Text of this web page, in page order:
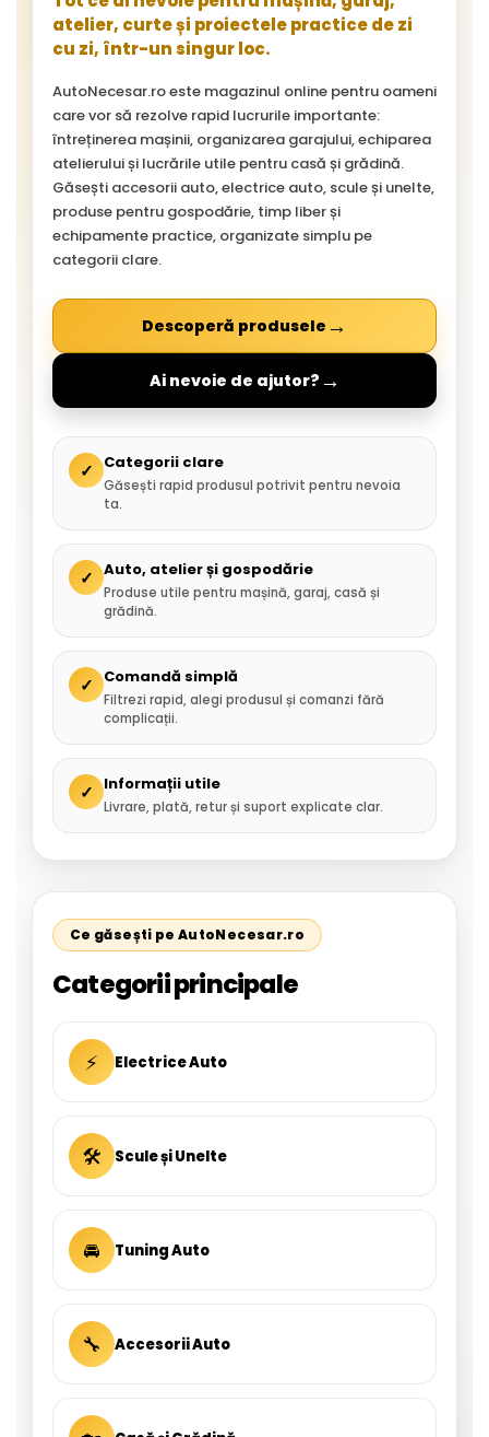
atelier, curte și proiectele practice de zi
cu zi, într-un singur loc.
AutoNecesar.ro este magazinul online pentru oameni
care vor să rezolve rapid lucrurile importante:
întreținerea mașinii, organizarea garajului, echiparea
atelierului și lucrările utile pentru casă și grădină.
Găsești accesorii auto, electrice auto, scule și unelte,
produse pentru gospodărie, timp liber și
echipamente practice, organizate simplu pe
categorii clare.
Descoperă produsele →
Ai nevoie de ajutor? →
✓ Categorii clare
Găsești rapid produsul potrivit pentru nevoia
ta.
✓ Auto, atelier și gospodărie
Produse utile pentru mașină, garaj, casă și
grădină.
✓ Comandă simplă
Filtrezi rapid, alegi produsul și comanzi fără
complicații.
✓ Informații utile
Livrare, plată, retur și suport explicate clar.
Ce găsești pe AutoNecesar.ro
Categorii principale
⚡ Electrice Auto
🛠 Scule și Unelte
🚘 Tuning Auto
🔧 Accesorii Auto